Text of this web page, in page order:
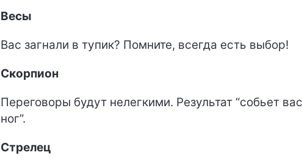
Весы
Вас загнали в тупик? Помните, всегда есть выбор!
Скорпион
Переговоры будут нелегкими. Результат “собьет
ног”.
Стрелец